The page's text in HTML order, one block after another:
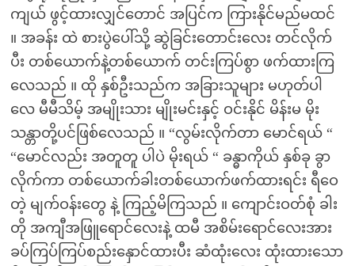
ကျယ် ဖွင့်ထားလျှင်တောင် အပြင်က ကြားနိုင်မည်မထင်
။ အခန်း ထဲ စားပွဲပေါ်သို့ ဆွဲခြင်းတောင်းလေး တင်လိုက်
ပီး တစ်ယောက်နဲ့တစ်ယောက် တင်းကြပ်စွာ ဖက်ထားကြ
လေသည် ။ ထို နှစ်ဦးသည်က အခြားသူများ မဟုတ်ပါ
လေ မီမီသိမ့် အမျိုးသား မျိုးမင်းနှင့် ဝင်းနိုင် မိန်းမ မိုး
သန္တာတို့ပင်ဖြစ်လေသည် ။ “လွမ်းလိုက်တာ မောင်ရယ် “
“မောင်လည်း အတူတူ ပါပဲ မိုးရယ် “ ခန္ဓာကိုယ် နှစ်ခု ခွာ
လိုက်ကာ တစ်ယောက်ခါးတစ်ယောက်ဖက်ထားရင်း ရီဝေ
တဲ့ မျက်ဝန်းတွေ နဲ့ ကြည့်မိကြသည် ။ ကျောင်းဝတ်စုံ ခါး
တို အကျီအဖြူရောင်လေးနဲ့ ထမီ အစိမ်းရောင်လေးအား
ခပ်ကြပ်ကြပ်စည်းနှောင်ထားပီး ဆံထုံးလေး ထုံးထားသော